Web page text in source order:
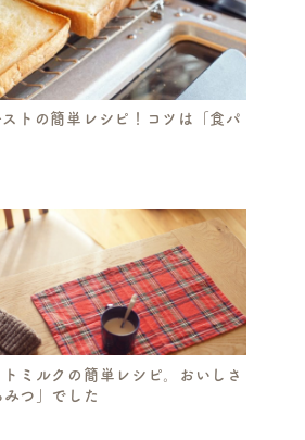
トの簡単レシピ！コツは「食パ
ミルクの簡単レシピ。おいしさ
つ」でした